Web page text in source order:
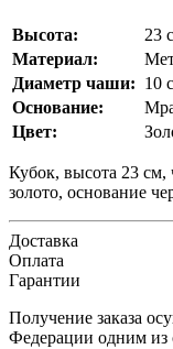
Высота:
23
Материал:
Диаметр чаши: 10
Основание:
Цвет:
Кубок, высота 23 см,
золото, основание
Доставка
Оплата
Гарантии
Получение заказа
Федерации одним из